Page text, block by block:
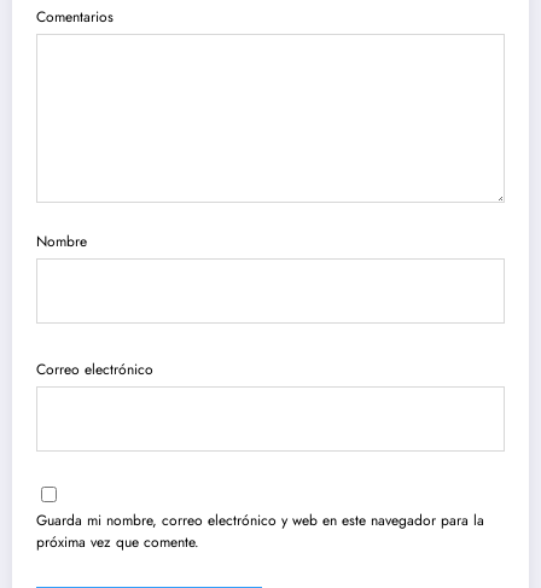
Comentarios
Nombre
Correo electrónico
Guarda mi nombre, correo electrónico y web en este navegador para la
próxima vez que comente.